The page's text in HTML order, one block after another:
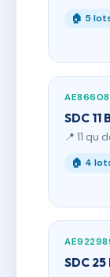
🏠 5
SDC 11
📍 11 qu
🏠 4
SDC 25